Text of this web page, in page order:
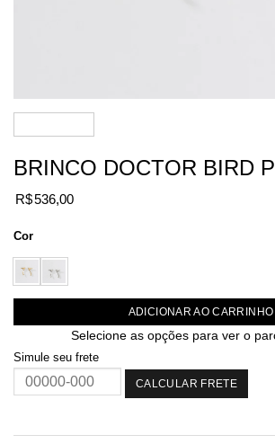
BRINCO DOCTOR BIRD
R$536,00
Cor
ADICIONAR AO CARRINHO
Selecione as opções para ver o
Simule seu frete
CALCULAR FRETE